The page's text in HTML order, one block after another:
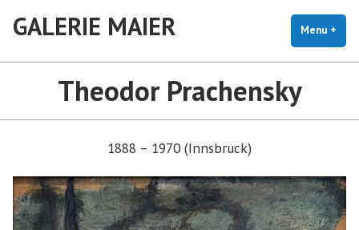
GALERIE MAIER Menu +
Theodor Prachensky
1888 – 1970 (Innsbruck)